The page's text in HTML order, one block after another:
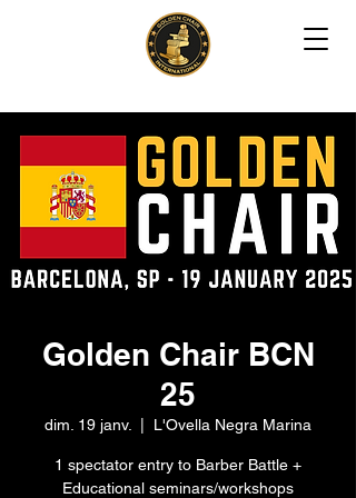
Golden Chair BCN
25
dim. 19 janv. L'Ovella Negra Marina
1 spectator entry to Barber Battle +
Educational seminars/workshops